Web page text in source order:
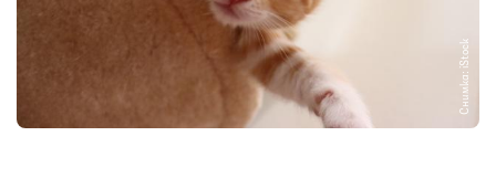
Снимка: iStock